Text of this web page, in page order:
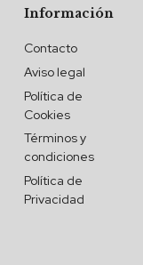
Información
Contacto
Aviso legal
Política de
Cookies
Términos y
condiciones
Política de
Privacidad